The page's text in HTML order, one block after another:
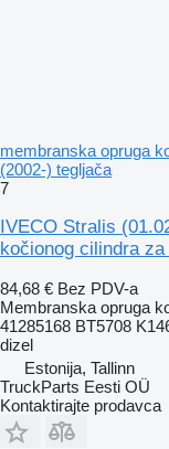
membranska opruga
(2002-) tegljača
7
IVECO Stralis
kočionog cilindra
84,68 € Bez PDV-a
Membranska opruga
41285168 BT5708
dizel
Estonija, Tallinn
TruckParts Eesti OÜ
Kontaktirajte prodavca